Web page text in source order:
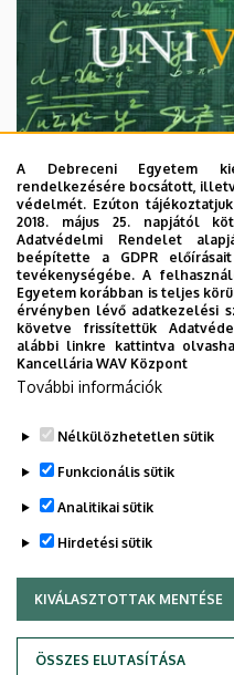
2026. augusztus 7.
Univerzum: A
titkos receptjei
KUTATÁS TUDOMÁNY
A Debreceni Egyetem
rendelkezésére bocsátott,
védelmét. Ezúton
2018. május 25. napjától
Adatvédelmi Rendelet
beépítette a GDPR
tevékenységébe. A
Egyetem korábban is teljes
érvényben lévő adatkezelési
követve frissítettük
alábbi linkre kattintva
Kancellária WAV Központ
További információk
Nélkülözhetetlen sütik
Funkcionális sütik
Analitikai sütik
Hirdetési sütik
KIVÁLASZTOTTAK MENTÉSE
ÖSSZES ELUTASÍTÁSA
WITHDRAW CONSENT